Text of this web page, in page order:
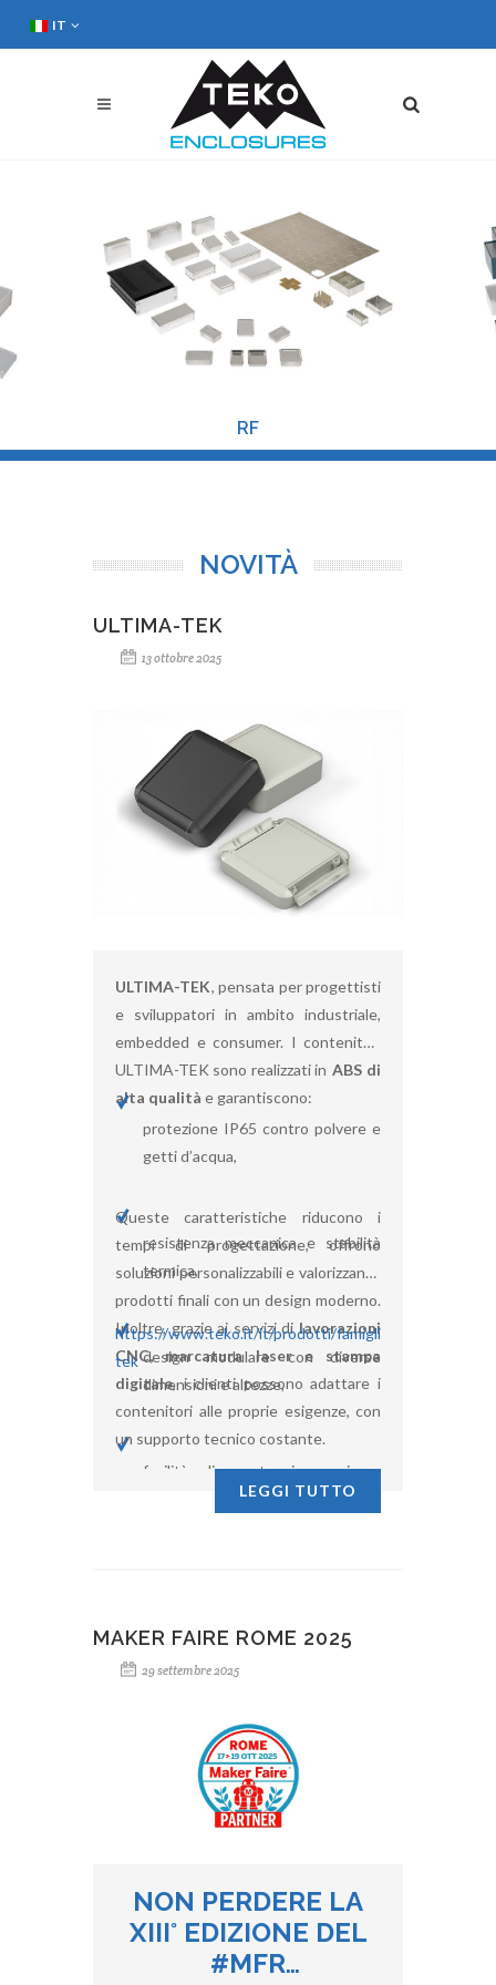
IT
NOVITÀ
ULTIMA-TEK
13 ottobre 2025
ULTIMA-TEK, pensata per progettisti
e sviluppatori in ambito industriale,
embedded e consumer. I contenitori
ULTIMA-TEK sono realizzati in ABS di
alta qualità e garantiscono:
protezione IP65 contro polvere e
getti d’acqua,
resistenza meccanica e stabilità
termica,
design modulare con diverse
dimensioni e altezze,
facilità di montaggio grazie a
quattro viti inox e colonnine
Queste caratteristiche riducono i
tempi di progettazione, offrono
soluzioni personalizzabili e valorizzano i
prodotti finali con un design moderno.
Inoltre, grazie ai servizi di lavorazioni
CNC, marcatura laser e stampa
digitale, i clienti possono adattare i
contenitori alle proprie esigenze, con
un supporto tecnico costante.
https://www.teko.it/it/prodotti/famiglia/UL/serie/
tek
LEGGI TUTTO
MAKER FAIRE ROME 2025
29 settembre 2025
NON PERDERE LA
XIII°EDIZIONE DEL
#MFR